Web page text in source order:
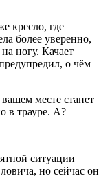
кресло, где
более уверенно,
ногу. Качает
о чём
месте станет
в трауре. А?
ситуации
но сейчас он